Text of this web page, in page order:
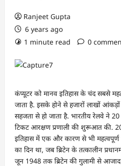
Ranjeet Gupta
6 years ago
1 minute read
0
कंप्यूटर को मानव इतिहास के चंद सबसे
जाता है. इसके होने से हजारों लाखों
सहजता से हो जाता है. भारतीय रेलवे ने
टिकट आरक्षण प्रणाली की शुरूआत की.
इतिहास में एक और कारण से भी
का दिन था, जब ब्रिटेन के तत्कालीन
जून 1948 तक ब्रिटेन की गुलामी से